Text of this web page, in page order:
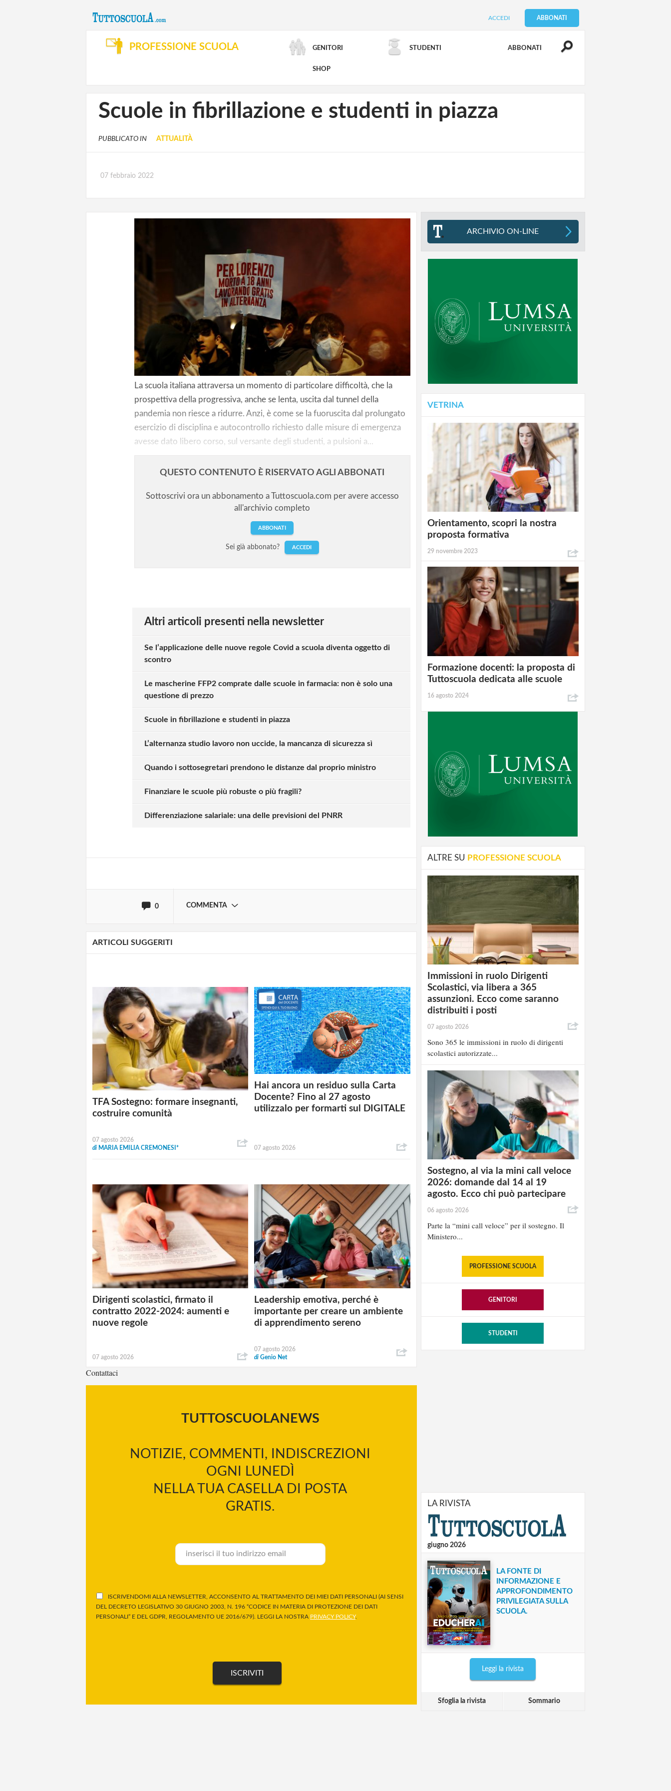
ACCEDI ABBONATI
PROFESSIONE SCUOLA GENITORI STUDENTI ABBONATI
SHOP
RICERCA AVANZATA
Scuole in fibrillazione e studenti in piazza
PUBBLICATO IN ATTUALITÀ
07 febbraio 2022
La scuola italiana attraversa un momento di particolare difficoltà, che la
prospettiva della progressiva, anche se lenta, uscita dal tunnel della
pandemia non riesce a ridurre. Anzi, è come se la fuoruscita dal prolungato
esercizio di disciplina e autocontrollo richiesto dalle misure di emergenza
avesse dato libero corso, sul versante degli studenti, a pulsioni a...
QUESTO CONTENUTO È RISERVATO AGLI ABBONATI
Sottoscrivi ora un abbonamento a Tuttoscuola.com per avere accesso
all'archivio completo
ABBONATI
Sei già abbonato? ACCEDI
Altri articoli presenti nella newsletter
Se l’applicazione delle nuove regole Covid a scuola diventa oggetto di
scontro
Le mascherine FFP2 comprate dalle scuole in farmacia: non è solo una
questione di prezzo
Scuole in fibrillazione e studenti in piazza
L’alternanza studio lavoro non uccide, la mancanza di sicurezza sì
Quando i sottosegretari prendono le distanze dal proprio ministro
Finanziare le scuole più robuste o più fragili?
Differenziazione salariale: una delle previsioni del PNRR
0 COMMENTA
Solo gli utenti registrati possono commentare!
ARTICOLI SUGGERITI
TFA Sostegno: formare insegnanti,
costruire comunità
07 agosto 2026
di MARIA EMILIA CREMONESI*
Hai ancora un residuo sulla Carta
Docente? Fino al 27 agosto
utilizzalo per formarti sul DIGITALE
07 agosto 2026
Dirigenti scolastici, firmato il
contratto 2022-2024: aumenti e
nuove regole
07 agosto 2026
Leadership emotiva, perché è
importante per creare un ambiente
di apprendimento sereno
07 agosto 2026
diGenio Net
Contattaci
TUTTOSCUOLANEWS
NOTIZIE, COMMENTI, INDISCREZIONI
OGNI LUNEDÌ
NELLA TUA CASELLA DI POSTA
GRATIS.
ISCRIVENDOMI ALLA NEWSLETTER, ACCONSENTO AL TRATTAMENTO DEI MIEI DATI PERSONALI (AI SENSI
DEL DECRETO LEGISLATIVO 30 GIUGNO 2003, N. 196 “CODICE IN MATERIA DI PROTEZIONE DEI DATI
PERSONALI” E DEL GDPR, REGOLAMENTO UE 2016/679). LEGGI LA NOSTRA PRIVACY POLICY.
ARCHIVIO ON-LINE
VETRINA
Orientamento, scopri la nostra
proposta formativa
29 novembre 2023
Formazione docenti: la proposta di
Tuttoscuola dedicata alle scuole
16 agosto 2024
ALTRE SU PROFESSIONE SCUOLA
Immissioni in ruolo Dirigenti
Scolastici, via libera a 365
assunzioni. Ecco come saranno
distribuiti i posti
07 agosto 2026
Sono 365 le immissioni in ruolo di dirigenti
scolastici autorizzate...
Sostegno, al via la mini call veloce
2026: domande dal 14 al 19
agosto. Ecco chi può partecipare
06 agosto 2026
Parte la “mini call veloce” per il sostegno. Il
Ministero...
PROFESSIONE SCUOLA
GENITORI
STUDENTI
LA RIVISTA
giugno 2026
LA FONTE DI
INFORMAZIONE E
APPROFONDIMENTO
PRIVILEGIATA SULLA
SCUOLA.
Leggi la rivista
Sfoglia la rivista Sommario